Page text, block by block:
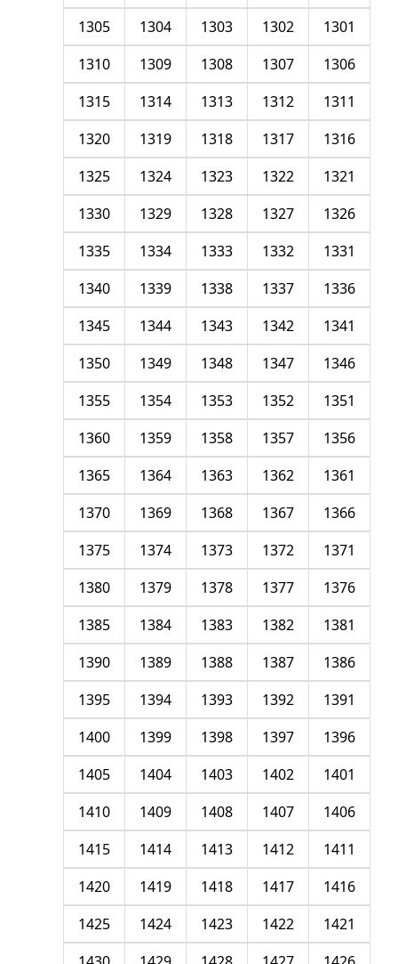
1301
1302
1303
1304
1305
1306
1307
1308
1309
1310
1311
1312
1313
1314
1315
1316
1317
1318
1319
1320
1321
1322
1323
1324
1325
1326
1327
1328
1329
1330
1331
1332
1333
1334
1335
1336
1337
1338
1339
1340
1341
1342
1343
1344
1345
1346
1347
1348
1349
1350
1351
1352
1353
1354
1355
1356
1357
1358
1359
1360
1361
1362
1363
1364
1365
1366
1367
1368
1369
1370
1371
1372
1373
1374
1375
1376
1377
1378
1379
1380
1381
1382
1383
1384
1385
1386
1387
1388
1389
1390
1391
1392
1393
1394
1395
1396
1397
1398
1399
1400
1401
1402
1403
1404
1405
1406
1407
1408
1409
1410
1411
1412
1413
1414
1415
1416
1417
1418
1419
1420
1421
1422
1423
1424
1425